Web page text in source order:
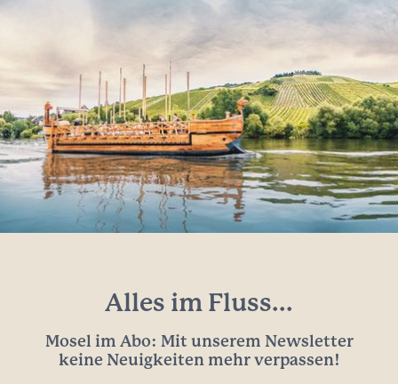
Alles im Fluss...
Mosel im Abo: Mit unserem Newsletter
keine Neuigkeiten mehr verpassen!